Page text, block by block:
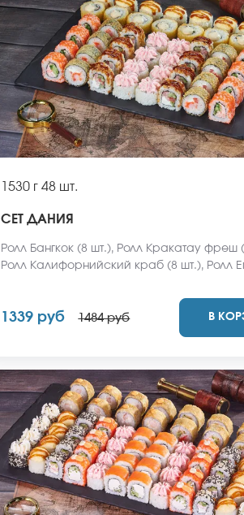
1530 г 48 шт.
СЕТ ДАНИЯ
Ролл Бангкок (8 шт.), Ролл Кракатау фреш
Ролл Калифорнийский краб (8 шт.), Ролл
Монтана (8 шт.) *Не забудьте заказать
васаби и соевый соус. Они не входят в
заказа. *Внешний вид блюда может
1339 руб 1484 руб В